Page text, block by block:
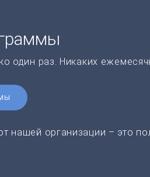
один раз. Никаких
нашей организации – это